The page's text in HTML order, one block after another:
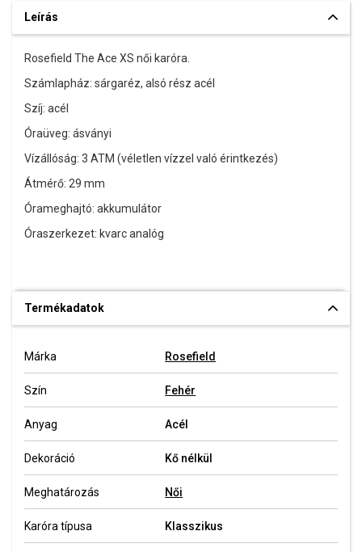
Leírás
Rosefield The Ace XS női karóra.
Számlapház: sárgaréz, alsó rész acél
Szíj: acél
Óraüveg: ásványi
Vízállóság: 3 ATM (véletlen vízzel való érintkezés)
Átmérő: 29 mm
Órameghajtó: akkumulátor
Óraszerkezet: kvarc analóg
Termékadatok
Márka Rosefield
Szín Fehér
Anyag Acél
Dekoráció Kő nélkül
Meghatározás Női
Karóra típusa Klasszikus